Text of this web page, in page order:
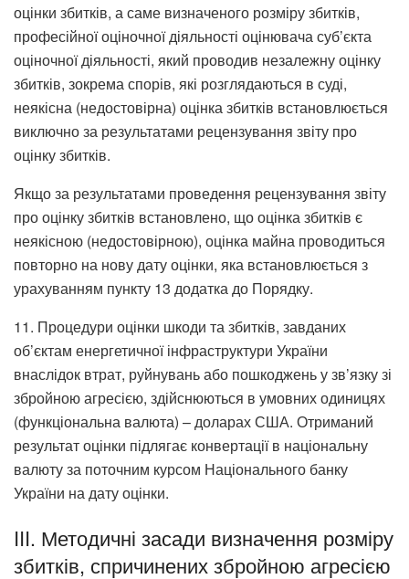
оцінки збитків, а саме визначеного розміру збитків,
професійної оціночної діяльності оцінювача суб’єкта
оціночної діяльності, який проводив незалежну оцінку
збитків, зокрема спорів, які розглядаються в суді,
неякісна (недостовірна) оцінка збитків встановлюється
виключно за результатами рецензування звіту про
оцінку збитків.
Якщо за результатами проведення рецензування звіту
про оцінку збитків встановлено, що оцінка збитків є
неякісною (недостовірною), оцінка майна проводиться
повторно на нову дату оцінки, яка встановлюється з
урахуванням пункту 13 додатка до Порядку.
11. Процедури оцінки шкоди та збитків, завданих
об’єктам енергетичної інфраструктури України
внаслідок втрат, руйнувань або пошкоджень у зв’язку зі
збройною агресією, здійснюються в умовних одиницях
(функціональна валюта) – доларах США. Отриманий
результат оцінки підлягає конвертації в національну
валюту за поточним курсом Національного банку
України на дату оцінки.
III. Методичні засади визначення розміру
збитків, спричинених збройною агресією